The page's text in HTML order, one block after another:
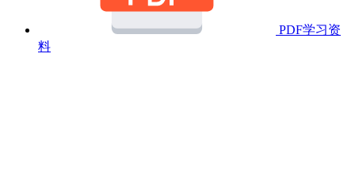
PDF学习资
料